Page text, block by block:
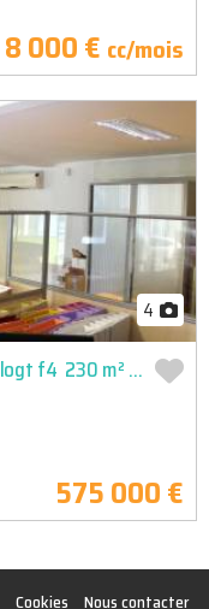
8 000 € cc/mois
4
Immeuble professionnel, parkings et logt f4  230 m² zone d?
575 000 €
Cookies Nous contacter